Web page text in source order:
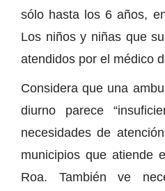
sólo hasta los 6 años,
Los niños y niñas que
atendidos por el médico
Considera que una
diurno parece
necesidades de
municipios que atiende
Roa. También ve